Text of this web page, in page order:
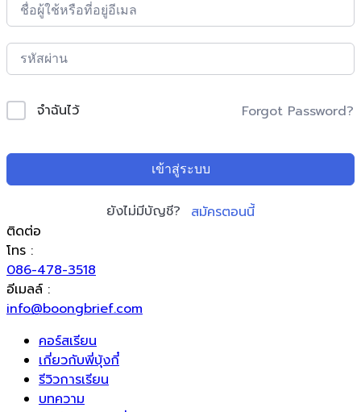
จำฉันไว้ Forgot Password?
เข้าสู่ระบบ
ยังไม่มีบัญชี?
สมัครตอนนี้
ติดต่อ
โทร :
086-478-3518
อีเมลล์ :
info@boongbrief.com
คอร์สเรียน
เกี่ยวกับพี่บุ้งกี๋
รีวิวการเรียน
บทความ